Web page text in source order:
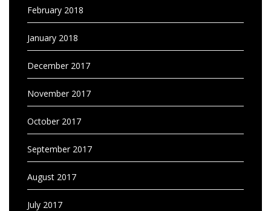
February 2018
January 2018
December 2017
November 2017
October 2017
September 2017
August 2017
July 2017